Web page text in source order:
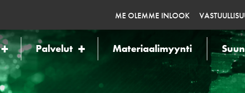
ME OLEMME INLOOK
Palvelut Materiaalimyynti